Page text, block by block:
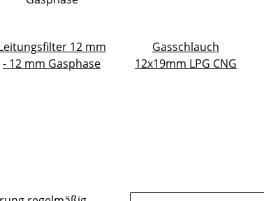
12 mm
- 12 mm Gasphase
Gasschlauch
12x19mm LPG CNG